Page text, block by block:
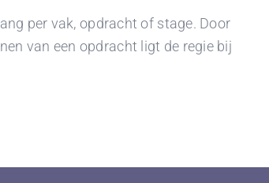
per vak, opdracht of stage. Door
van een opdracht ligt de regie bij